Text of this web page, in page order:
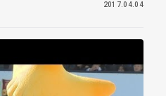
2017.04.04